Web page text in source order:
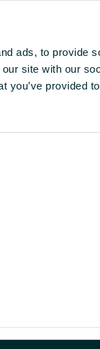
ads, to provide
site with our
you’ve provided